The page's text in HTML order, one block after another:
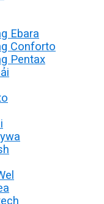
Ebara
Conforto
Pentax